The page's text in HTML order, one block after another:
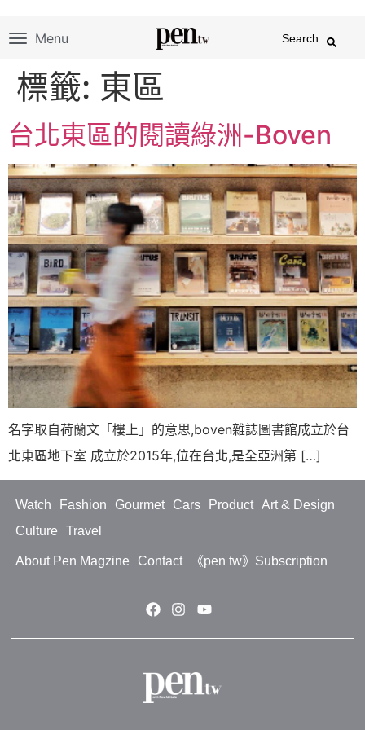
Menu Search
標籤: 東區
台北東區的閱讀綠洲-Boven
名字取自荷蘭文「樓上」的意思,boven雜誌圖書館成立於台
北東區地下室 成立於2015年,位在台北,是全亞洲第 […]
Watch Fashion Gourmet Cars Product
Art & Design
Culture
Travel
About Pen Magzine Contact 《pen tw》Subscription